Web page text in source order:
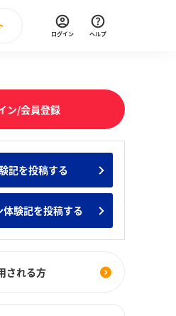
みんなのインターン人気企業ランキ
直近のイベント一覧
ログイン ヘルプ
ン/会員登録
記を投稿する
体験記を投稿する
される方